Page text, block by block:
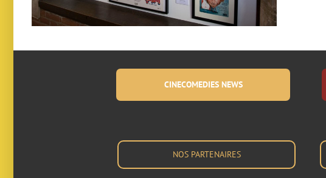
CINECOMEDIES NEWS
NOS PARTENAIRES